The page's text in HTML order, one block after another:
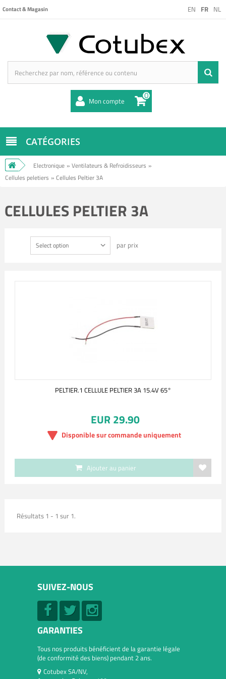
EN FR NL
Contact & Magasin
Mon compte 0
CATÉGORIES
Electronique » Ventilateurs & Refroidisseurs »
Cellules peletiers » Cellules Peltier 3A
CELLULES PELTIER 3A
Select option par prix
PELTIER.1 CELLULE PELTIER 3A 15.4V 65°
EUR 29.90
Disponible sur commande uniquement
Ajouter au panier
Résultats 1 - 1 sur 1.
SUIVEZ-NOUS
GARANTIES
Tous nos produits bénéficient de la garantie légale
(de conformité des biens) pendant 2 ans.
Cotubex SA/NV,